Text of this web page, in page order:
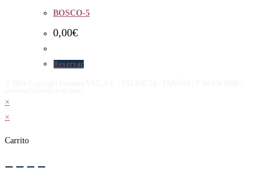
BOSCO-5
0,00€
Reservar
×
×
Carrito